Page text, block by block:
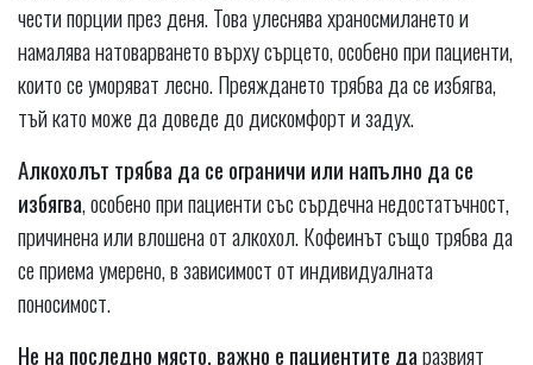
чести порции през деня. Това улеснява храносмилането и
намалява натоварването върху сърцето, особено при пациенти,
които се уморяват лесно. Преяждането трябва да се избягва,
тъй като може да доведе до дискомфорт и задух.
Алкохолът трябва да се ограничи или напълно да се
избягва, особено при пациенти със сърдечна недостатъчност,
причинена или влошена от алкохол. Кофеинът също трябва да
се приема умерено, в зависимост от индивидуалната
поносимост.
Не на последно място, важно е пациентите даразвият